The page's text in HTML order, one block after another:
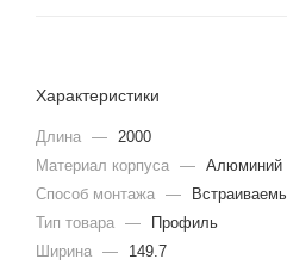
Характеристики
Длина — 2000
Материал корпуса — Алюминий
Способ монтажа —
Тип товара —
Профиль
Ширина —
149.7